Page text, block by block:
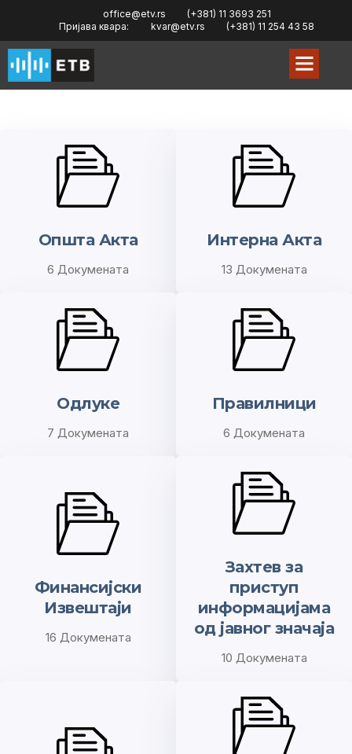
office@etv.rs
(+381) 11 3693 251
Пријава квара:
kvar@etv.rs (+381) 11 254 43 58
Општа Акта
6 Докумената
Интерна Акта
13 Докумената
Одлуке
7 Докумената
Правилници
6 Докумената
Финансијски
Извештаји
16 Докумената
Захтeв за
приступ
информацијама
од јавног значаја
10 Докумената